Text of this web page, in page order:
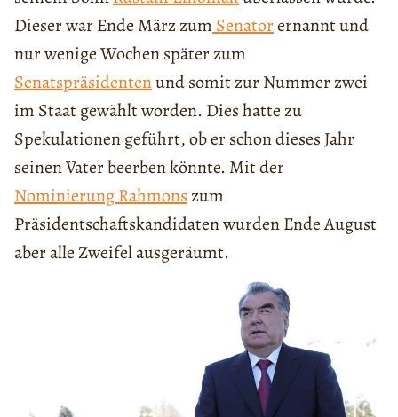
Dieser war Ende März zum Senatorernannt und
nur wenige Wochen später zum
Senatspräsidentenund somit zur Nummer zwei
im Staat gewählt worden. Dies hatte zu
Spekulationen geführt, ob er schon dieses Jahr
seinen Vater beerben könnte. Mit der
Nominierung Rahmonszum
Präsidentschaftskandidaten wurden Ende August
aber alle Zweifel ausgeräumt.